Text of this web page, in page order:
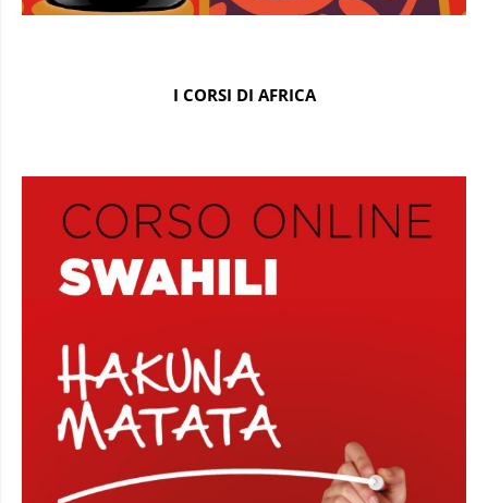
I CORSI DI AFRICA